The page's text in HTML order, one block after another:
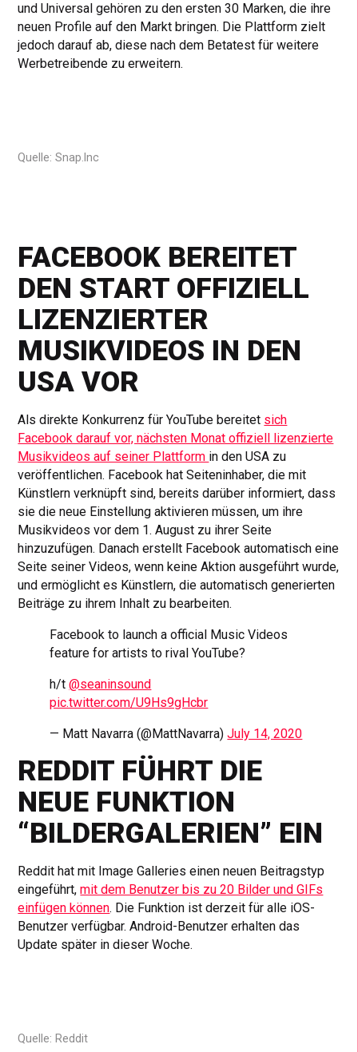
und Universal gehören zu den ersten 30 Marken, die ihre
neuen Profile auf den Markt bringen. Die Plattform zielt
jedoch darauf ab, diese nach dem Betatest für weitere
Werbetreibende zu erweitern.
Quelle: Snap.Inc
FACEBOOK BEREITET
DEN START OFFIZIELL
LIZENZIERTER
MUSIKVIDEOS IN DEN
USA VOR
Als direkte Konkurrenz für YouTube bereitet sich
Facebook darauf vor, nächsten Monat offiziell lizenzierte
Musikvideos auf seiner Plattform in den USA zu
veröffentlichen. Facebook hat Seiteninhaber, die mit
Künstlern verknüpft sind, bereits darüber informiert, dass
sie die neue Einstellung aktivieren müssen, um ihre
Musikvideos vor dem 1. August zu ihrer Seite
hinzuzufügen. Danach erstellt Facebook automatisch eine
Seite seiner Videos, wenn keine Aktion ausgeführt wurde,
und ermöglicht es Künstlern, die automatisch generierten
Beiträge zu ihrem Inhalt zu bearbeiten.
Facebook to launch a official Music Videos
feature for artists to rival YouTube?
h/t@seaninsound
pic.twitter.com/U9Hs9gHcbr
— Matt Navarra (@MattNavarra)July 14, 2020
REDDIT FÜHRT DIE
NEUE FUNKTION
“BILDERGALERIEN” EIN
Reddit hat mit Image Galleries einen neuen Beitragstyp
eingeführt,mit dem Benutzer bis zu 20 Bilder und GIFs
einfügen können. Die Funktion ist derzeit für alle iOS-
Benutzer verfügbar. Android-Benutzer erhalten das
Update später in dieser Woche.
Quelle: Reddit